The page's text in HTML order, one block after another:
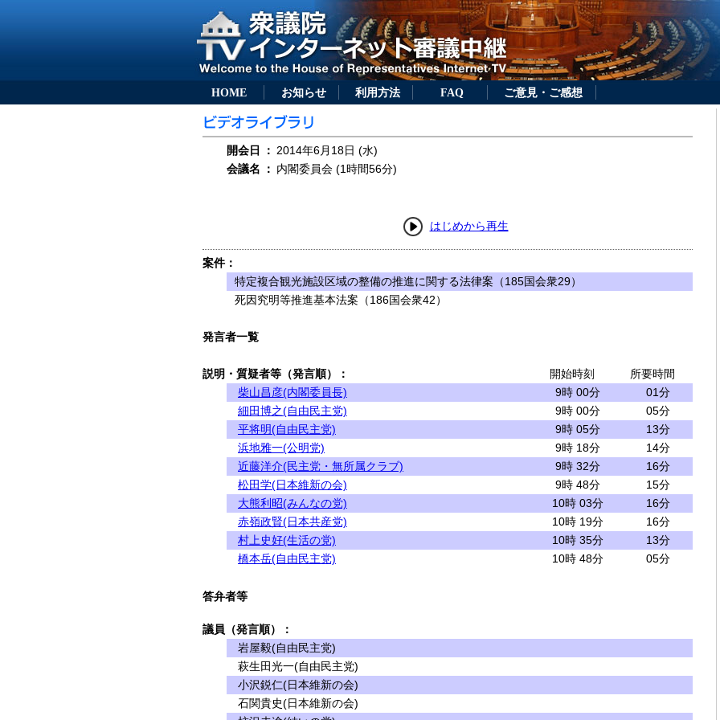
HOME お知らせ 利用方法 FAQ ご意見・ご感想
開会日 ： 2014年6月18日 (水)
会議名
： 内閣委員会 (1時間56分)
はじめから再生
案件：
特定複合観光施設区域の整備の推進に関する法律案（185国会衆29）
死因究明等推進基本法案（186国会衆42）
発言者一覧
説明・質疑者等（発言順）： 開始時刻
所要時間
柴山昌彦(内閣委員長)
9時 00分
01分
細田博之(自由民主党)
9時 00分
05分
平将明(自由民主党)
9時 05分
13分
浜地雅一(公明党)
9時 18分
14分
近藤洋介(民主党・無所属クラブ)
9時 32分
16分
松田学(日本維新の会)
9時 48分
15分
大熊利昭(みんなの党)
10時 03分
16分
赤嶺政賢(日本共産党)
10時 19分
16分
村上史好(生活の党)
10時 35分
13分
橋本岳(自由民主党)
10時 48分 05分
答弁者等
議員（発言順）：
岩屋毅(自由民主党)
萩生田光一(自由民主党)
小沢鋭仁(日本維新の会)
石関貴史(日本維新の会)